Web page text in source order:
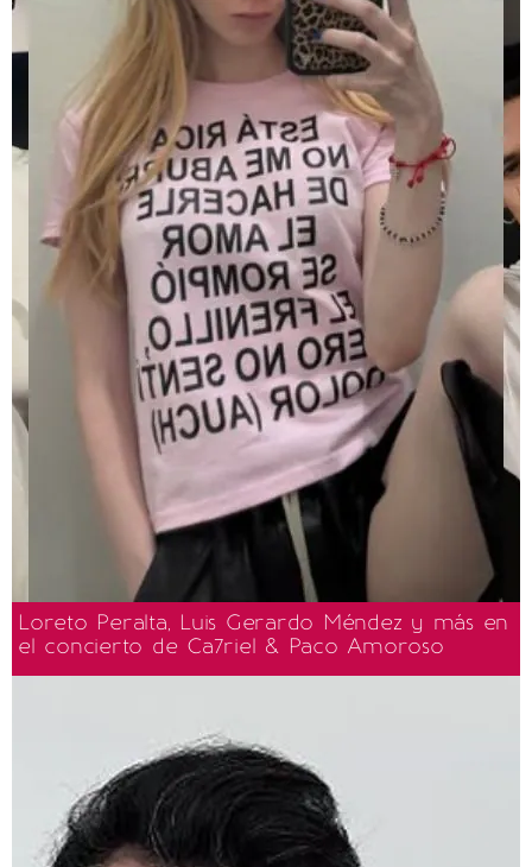
Loreto Peralta, Luis Gerardo Méndez y más en
el concierto de Ca7riel & Paco Amoroso